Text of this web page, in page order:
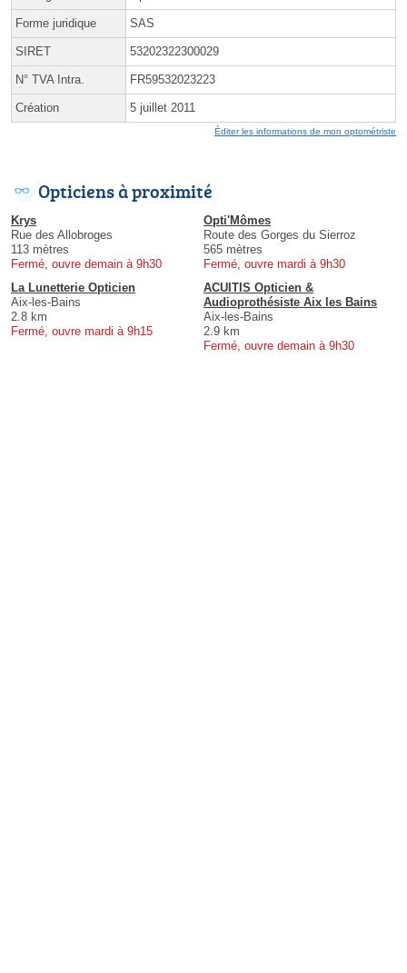
Forme juridique SAS
SIRET 53202322300029
N° TVA Intra. FR59532023223
Création 5 juillet 2011
Éditer les informations de mon optométriste
Opticiens à proximité
Krys
Rue des Allobroges
113 mètres
Fermé, ouvre demain à 9h30
Opti'Mômes
Route des Gorges du Sierroz
565 mètres
Fermé, ouvre mardi à 9h30
La Lunetterie Opticien
Aix-les-Bains
2.8 km
Fermé, ouvre mardi à 9h15
ACUITIS Opticien &
Audioprothésiste Aix les Bains
Aix-les-Bains
2.9 km
Fermé, ouvre demain à 9h30